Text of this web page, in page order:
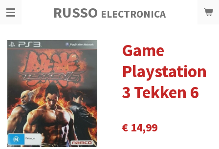
Ga
de
hoofdinhoud
RUSSO ELECTRONICA
Game
Playstation
3 Tekken 6
€ 14,99